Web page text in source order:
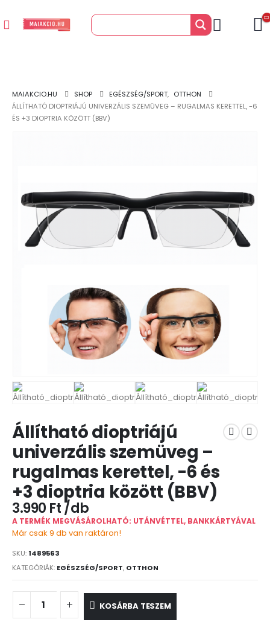
MAIAKCIO.HU SHOP EGÉSZSÉG/SPORT, OTTHON
ÁLLÍTHATÓ DIOPTRIÁJÚ UNIVERZÁLIS SZEMÜVEG – RUGALMAS KERETTEL, -6
ÉS +3 DIOPTRIA KÖZÖTT (BBV)
Állítható dioptriájú
univerzális szemüveg –
rugalmas kerettel, -6 és
+3 dioptria között (BBV)
3.990 Ft
A TERMÉK MEGVÁSÁROLHATÓ: UTÁNVÉTTEL, BANKKÁRTYÁVAL
Már csak 9 db van raktáron!
SKU:1489563
KATEGÓRIÁK: EGÉSZSÉG/SPORT, OTTHON
KOSÁRBA TESZEM